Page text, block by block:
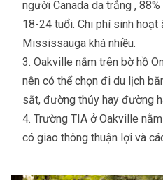
người Canada da trắng ,
18-24 tuổi. Chi phí sinh hoạt
Mississauga khá nhiều.
Oakville nằm trên bờ hồ
nên có thể chọn đi du lịch
sắt, đường thủy hay đường
Trường TIA ở Oakville
có giao thông thuận lợi và